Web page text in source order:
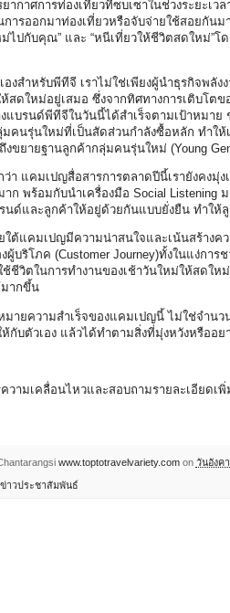
ากาศการท่องเที่ยวที่ซบเซาในช่วงระยะเ
การออกมาท่องเที่ยวหรือจับจ่ายใช้สอยกั
ไปกับคุณ” และ “หนีเที่ยวให้ชีวิตสดใหม่”โ
องสำหรับพีทีจี เราไม่ใช่เพียงผู้นำธุรกิจพ
สดใหม่อยู่เสมอ ซึ่งจากทิศทางการเติบโต
แบรนด์พีทีจีในวันนี้ได้สำเร็จตามเป้าหมาย
คนรุ่นใหม่ที่เป็นสัดส่วนกำลังซื้อหลัก ทำใ
ขยายฐานลูกค้ากลุ่มคนรุ่นใหม่ (Young
า แคมเปญสื่อสารการตลาดปีนี้เรายังคง
าก พร้อมกับนำเครื่องมือ Social Listening
นด์และลูกค้าให้อยู่ด้วยกันแบบยั่งยืน ทำให้
ใต้แคมเปญมีความน่าสนใจและเน้นสร้างค
บริโภค (Customer Journey)ทั้งในแง่กา
ช้ชีวิตในการทำงานของเช้าวันใหม่ให้สด
ากขึ้น
หมายความสำเร็จของแคมเปญนี้ ไม่ใช่จำ
กับตัวเอง แล้วได้ทำตามสิ่งที่มุ่งหวังหรืออ
วามเคลื่อนไหวและสอบถามรายละเอียดเ
www.toptotravelvariety.com on วันอังค
ข่าวประชาสัมพันธ์